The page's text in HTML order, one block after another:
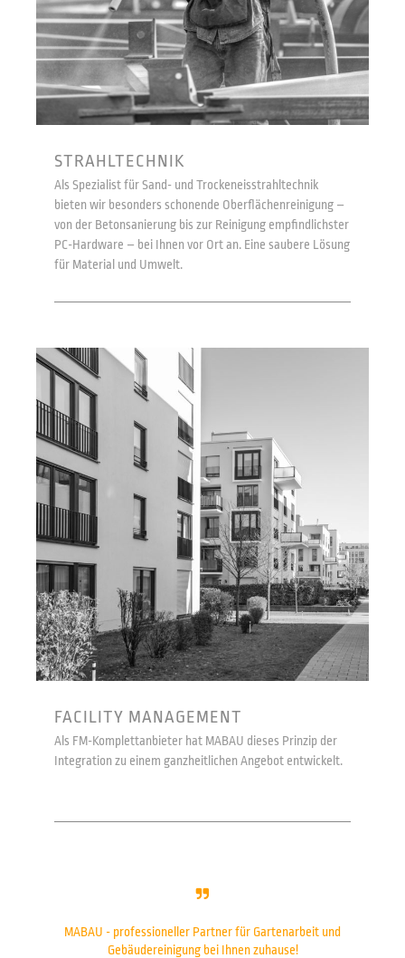
STRAHLTECHNIK
Als Spezialist für Sand- und Trockeneisstrahltechnik
bieten wir besonders schonende Oberflächenreinigung –
von der Betonsanierung bis zur Reinigung empfindlichster
PC-Hardware – bei Ihnen vor Ort an. Eine saubere Lösung
für Material und Umwelt.
FACILITY MANAGEMENT
Als FM-Komplettanbieter hat MABAU dieses Prinzip der
Integration zu einem ganzheitlichen Angebot entwickelt.
MABAU - professioneller Partner für Gartenarbeit und
Gebäudereinigung bei Ihnen zuhause!